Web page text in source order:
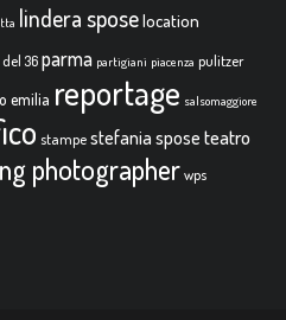
lindera sposelocation
36parma partigiani piacenza pulitzer
emilia reportage salsomaggiore
stampe stefania spose teatro
photographer wps